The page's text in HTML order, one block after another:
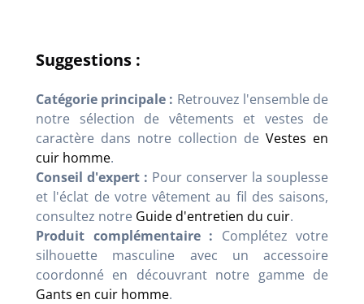
Suggestions :
Catégorie principale : Retrouvez l'ensemble de
notre sélection de vêtements et vestes de
caractère dans notre collection de Vestes en
cuir homme.
Conseil d'expert : Pour conserver la souplesse
et l'éclat de votre vêtement au fil des saisons,
consultez notre Guide d'entretien du cuir.
Produit complémentaire : Complétez votre
silhouette masculine avec un accessoire
coordonné en découvrant notre gamme de
Gants en cuir homme.